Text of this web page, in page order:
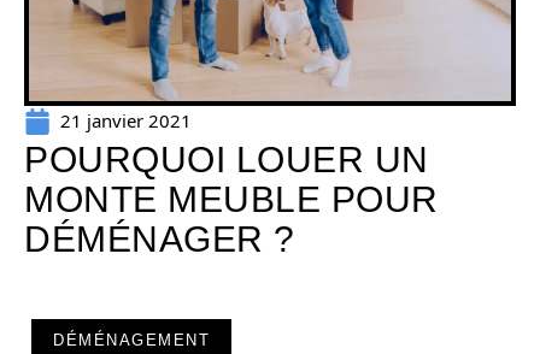
21 janvier 2021
POURQUOI LOUER UN
MONTE MEUBLE POUR
DÉMÉNAGER ?
DÉMÉNAGEMENT